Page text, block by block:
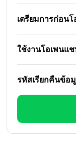
เตรียมการก่อน
ใช้งานโอเพนแ
รหัสเรียกคืนข้อ